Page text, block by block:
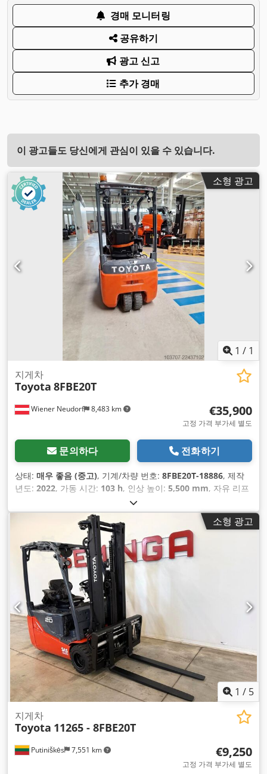
경매 모니터링
공유하기
광고 신고
추가 경매
이 광고들도 당신에게 관심이 있을 수 있습니다.
소형 광고
1 / 1
Wiener Neudorf 8,483 km
지게차
Toyota 8FBE20T
€35,900
고정 가격 부가세 별도
문의하다 전화하기
상태: 매우 좋음 (중고), 기계/차량 번호: 8FBE20T-18886, 제작
년도: 2022, 가동 시간: 103 h, 인상 높이: 5,500 mm, 자유 리프
전기, 마스트 유형:
리 용량:630 아, 포크 길이:1,200 mm,
소형 광고
1 / 5
Putiniškės 7,551 km
지게차
Toyota 11265 - 8FBE20T
€9,250
고정 가격 부가세 별도